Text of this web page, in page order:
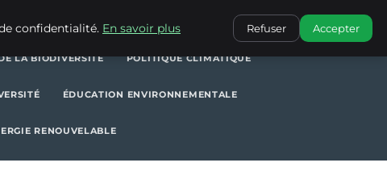
POLITIQUES ENVIRONNEMENTALES
LA BIODIVERSITÉ POLITIQUE CLIMATIQUE
ÉDUCATION ENVIRONNEMENTALE
RENOUVELABLE
confidentialité. En savoir plus Refuser Accepter